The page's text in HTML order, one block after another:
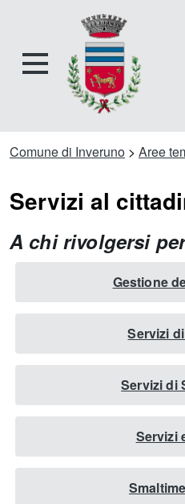
Comune di Inveruno > Aree
Servizi al
A chi rivolgersi
Gestione
Servizi
Servizi di
Servizi